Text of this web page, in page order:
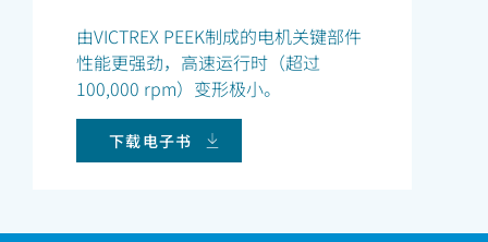
由VICTREX PEEK制成的电机关键部件
性能更强劲，高速运行时（超过
100,000 rpm）变形极小。
下载电子书